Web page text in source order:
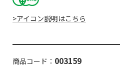
>アイコン説明はこちら
商品コード： 003159